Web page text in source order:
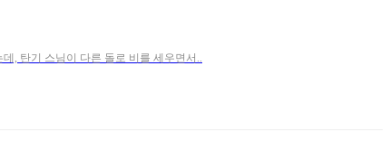
, 탄기 스님이 다른 돌로 비를 세우면서..